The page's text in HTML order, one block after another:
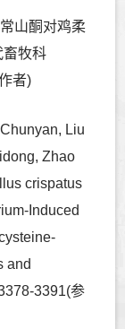
山酮对鸡柔
畜牧科
者)
Liu
Zhao
crispatus
Induced
and
3391(参